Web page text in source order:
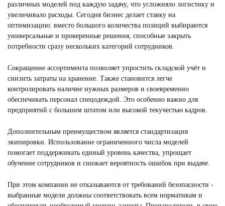
различных моделей под каждую задачу, что усложняло логистику и
увеличивало расходы. Сегодня бизнес делает ставку на
оптимизацию: вместо большого количества позиций выбираются
универсальные и проверенные решения, способные закрыть
потребности сразу нескольких категорий сотрудников.
Сокращение ассортимента позволяет упростить складской учёт и
снизить затраты на хранение. Также становится легче
контролировать наличие нужных размеров и своевременно
обеспечивать персонал спецодеждой. Это особенно важно для
предприятий с большим штатом или высокой текучестью кадров.
Дополнительным преимуществом является стандартизация
экипировки. Использование ограниченного числа моделей
помогает поддерживать единый уровень качества, упрощает
обучение сотрудников и снижает вероятность ошибок при выдаче.
При этом компании не отказываются от требований безопасности -
выбранные модели должны соответствовать всем нормативам и